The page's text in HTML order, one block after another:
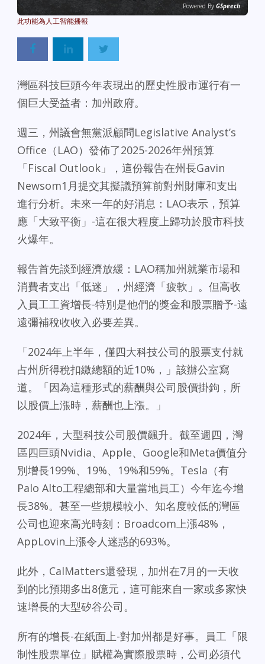
Powered By GSpeech
灣區科技巨頭今年表現出的歷史性股市運行有一
個巨大受益者：加州政府。
週三，州議會無黨派顧問Legislative Analyst’s
Office（LAO）發佈了2025-2026年州預算
「Fiscal Outlook」，這份報告在州長Gavin
Newsom1月提交其擬議預算前對州財庫和支出
進行分析。未來一年的好消息：LAO表示，預算
應「大致平衡」-這在很大程度上歸功於股市科技
火爆年。
報告首先談到經濟放緩：LAO稱加州就業市場和
消費者支出「低迷」，州經濟「疲軟」。但高收
入員工工資增長-特別是他們的獎金和股票贈予-遠
遠彌補稅收收入必要差異。
「2024年上半年，僅四大科技公司的股票支付就
占州所得稅扣繳總額的近10%，」該辦公室寫
道。「因為這種形式的薪酬與公司股價掛鉤，所
以股價上漲時，薪酬也上漲。」
2024年，大型科技公司股價飆升。截至週四，灣
區四巨頭Nvidia、Apple、Google和Meta價值分
別增長199%、19%、19%和59%。Tesla（有
Palo Alto工程總部和大量當地員工）今年迄今增
長38%。甚至一些規模較小、知名度較低的灣區
公司也迎來高光時刻：Broadcom上漲48%，
AppLovin上漲令人迷惑的693%。
此外，CalMatters還發現，加州在7月的一天收
到的比預期多出8億元，這可能來自一家或多家快
速增長的大型矽谷公司。
所有的增長-在紙面上-對加州都是好事。員工「限
制性股票單位」賦權為實際股票時，公司必須代